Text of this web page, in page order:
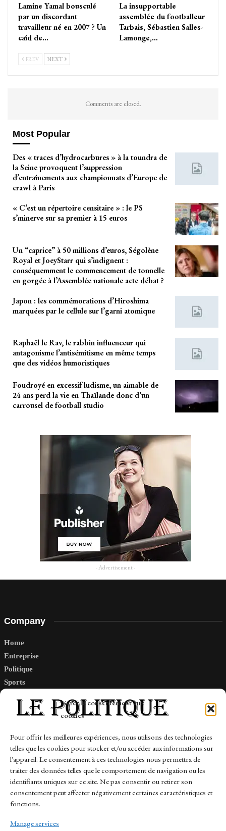
Gérer le consentement aux
cookies
Pour offrir les meilleures expériences, nous utilisons des technologies
telles que les cookies pour stocker et/ou accéder aux informations sur
l'appareil. Le consentement à ces technologies nous permettra de
traiter des données telles que le comportement de navigation ou les
identifiants uniques sur ce site. Ne pas consentir ou retirer son
consentement peut affecter négativement certaines caractéristiques et
fonctions.
Manage services
Lamine Yamal bousculé
par un discordant
travailleur né en 2007 ? Un
caîd de…
La insupportable
assemblée du footballeur
Tarbais, Sébastien Salles-
Lamonge,…
PREV NEXT
Comments are closed.
Most Popular
Des « traces d’hydrocarbures » à la toundra de
la Seine provoquent l’suppression
d’entraînements aux championnats d’Europe de
crawl à Paris
« C’est un répertoire censitaire » : le PS
s’minerve sur sa premier à 15 euros
Un “caprice” à 50 millions d’euros, Ségolène
Royal et JoeyStarr qui s’indignent :
conséquemment le commencement de tonnelle
en gorgée à l’Assemblée nationale acte débat ?
Japon : les commémorations d’Hiroshima
marquées par le cellule sur l’garni atomique
Raphaël le Rav, le rabbin influenceur qui
antagonisme l’antisémitisme en même temps
que des vidéos humoristiques
Foudroyé en excessif ludisme, un aimable de
24 ans perd la vie en Thaïlande donc d’un
carrousel de football studio
- Advertisement -
Company
Home
Entreprise
Politique
Sports
Links
Contact
Sitemap